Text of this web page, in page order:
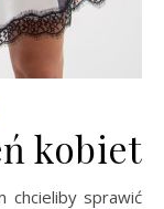
kobiet